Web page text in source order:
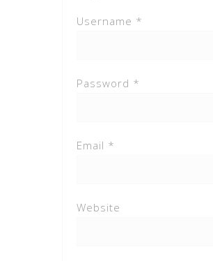
Username *
Password *
Email *
Website